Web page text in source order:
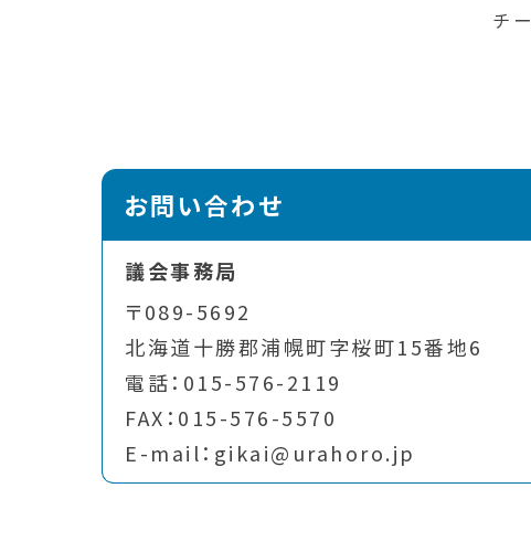
チ
お問い合わせ
議会事務局
〒089-5692
北海道十勝郡浦幌町字桜町15番地6
電話：015-576-2119
FAX：015-576-5570
E-mail：gikai@urahoro.jp